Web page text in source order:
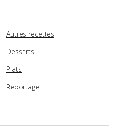
Autres recettes
Desserts
Plats
Reportage